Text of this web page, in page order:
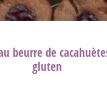
beurre de
gluten